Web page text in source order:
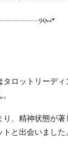
ロットリーデ
、精神状態が
と出会いました